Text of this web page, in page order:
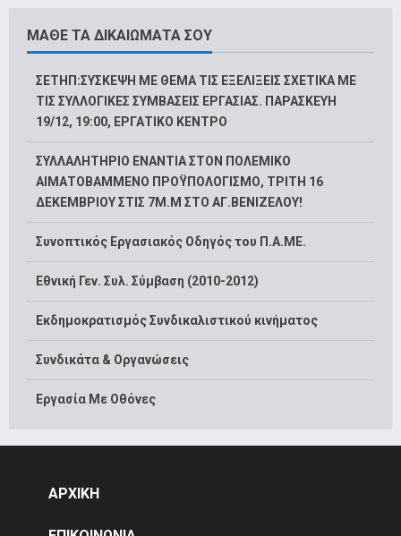
ΜΑΘΕ ΤΑ ΔΙΚΑΙΩΜΑΤΑ ΣΟΥ
ΣΕΤΗΠ:ΣΥΣΚΕΨΗ ΜΕ ΘΕΜΑ ΤΙΣ ΕΞΕΛΙΞΕΙΣ ΣΧΕΤΙΚΑ ΜΕ
ΤΙΣ ΣΥΛΛΟΓΙΚΕΣ ΣΥΜΒΑΣΕΙΣ ΕΡΓΑΣΙΑΣ. ΠΑΡΑΣΚΕΥΗ
19/12, 19:00, ΕΡΓΑΤΙΚΟ ΚΕΝΤΡΟ
ΣΥΛΛΑΛΗΤΗΡΙΟ ΕΝΑΝΤΙΑ ΣΤΟΝ ΠΟΛΕΜΙΚΟ
ΑΙΜΑΤΟΒΑΜΜΕΝΟ ΠΡΟΫΠΟΛΟΓΙΣΜΟ, ΤΡΙΤΗ 16
ΔΕΚΕΜΒΡΙΟΥ ΣΤΙΣ 7Μ.Μ ΣΤΟ ΑΓ.ΒΕΝΙΖΕΛΟΥ!
Συνοπτικός Εργασιακός Οδηγός του Π.Α.ΜΕ.
Εθνική Γεν. Συλ. Σύμβαση (2010-2012)
Εκδημοκρατισμός Συνδικαλιστικού κινήματος
Συνδικάτα & Οργανώσεις
Εργασία Με Οθόνες
ΑΡΧΙΚΗ